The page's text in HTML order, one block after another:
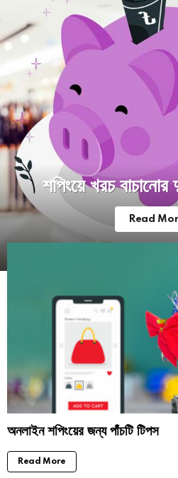
শপিংয়ে খরচ বাচানোর
Read
অনলাইন শপিংয়ের জন্য পাঁচটি টিপস
Read More